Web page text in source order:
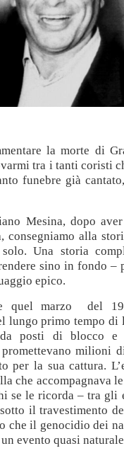
la morte di
tra i tanti coristi
funebre già
Mesina, dopo
consegniamo alla
Una storia
sino in fondo –
epico.
quel marzo del
lungo primo tempo di
da posti di blocco e
milioni
per la sua cattura.
che accompagnava
se le ricorda – tra gli
il travestimento
che il genocidio dei
evento quasi